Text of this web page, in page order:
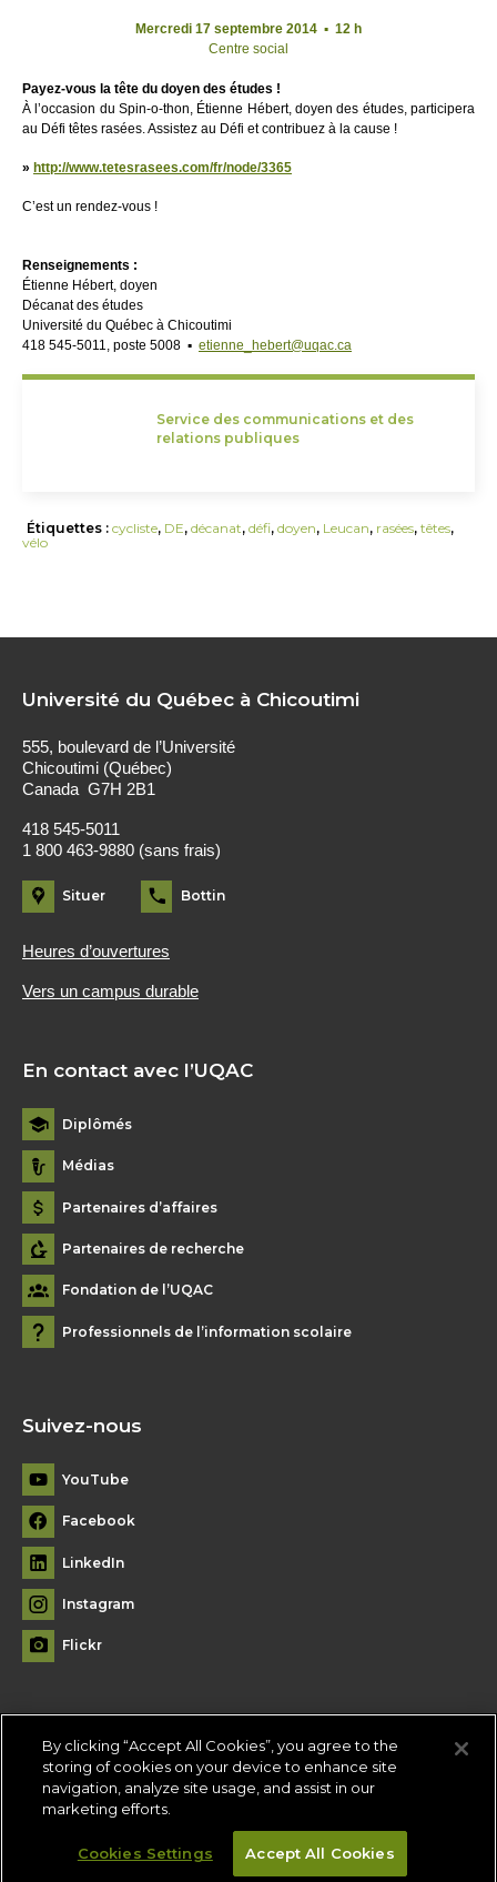
Mercredi 17 septembre 2014 ▪ 12 h
Centre social
Payez-vous la tête du doyen des études !
À l’occasion du Spin-o-thon, Étienne Hébert, doyen des études, participera
au Défi têtes rasées. Assistez au Défi et contribuez à la cause !
» http://www.tetesrasees.com/fr/node/3365
C’est un rendez-vous !
Renseignements :
Étienne Hébert, doyen
Décanat des études
Université du Québec à Chicoutimi
418 545-5011, poste 5008 ▪ etienne_hebert@uqac.ca
Service des communications et des
relations publiques
Étiquettes :cycliste, DE,décanat,défi,doyen, Leucan, rasées,têtes,
vélo
Université du Québec à Chicoutimi
555, boulevard de l’Université
Chicoutimi (Québec)
Canada G7H 2B1
418 545-5011
1 800 463-9880 (sans frais)
Situer Bottin
Heures d’ouvertures
Vers un campus durable
En contact avec l’UQAC
Diplômés
Médias
Partenaires d’affaires
Partenaires de recherche
Fondation de l’UQAC
Professionnels de l’information scolaire
Suivez-nous
YouTube
Facebook
LinkedIn
Instagram
Flickr
Plan du site
Conditions d'utilisation
des témoins
By clicking “Accept All Cookies”, you agree to the
storing of cookies on your device to enhance site
navigation, analyze site usage, and assist in our
marketing efforts.
Cookies Settings Accept All Cookies